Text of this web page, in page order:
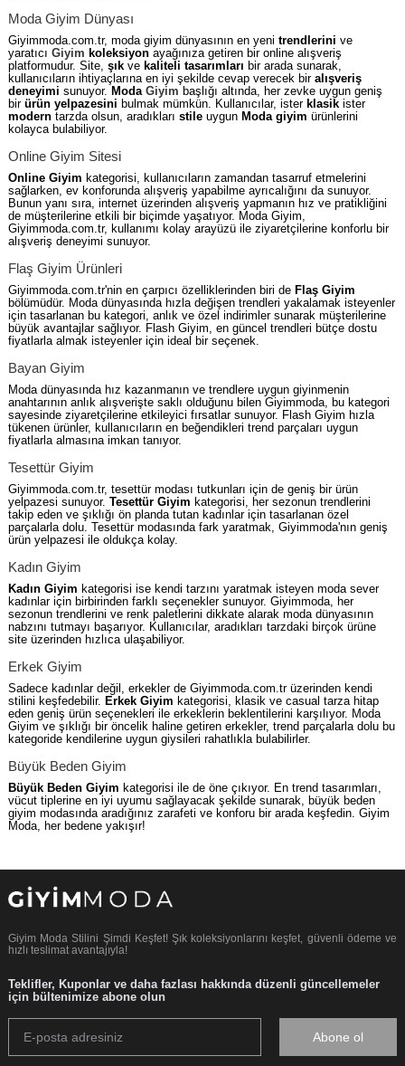
Moda Giyim Dünyası
Giyimmoda.com.tr, moda giyim dünyasının en yeni trendlerini ve
yaratıcı Giyim koleksiyon ayağınıza getiren bir online alışveriş
platformudur. Site, şıkve kaliteli tasarımları bir arada sunarak,
kullanıcıların ihtiyaçlarına en iyi şekilde cevap verecek bir alışveriş
deneyimi sunuyor. Moda Giyim başlığı altında, her zevke uygun geniş
bir ürün yelpazesini bulmak mümkün. Kullanıcılar, ister klasikister
moderntarzda olsun, aradıkları stileuygun Moda giyim ürünlerini
kolayca bulabiliyor.
Online Giyim Sitesi
Online Giyim kategorisi, kullanıcıların zamandan tasarruf etmelerini
sağlarken, ev konforunda alışveriş yapabilme ayrıcalığını da sunuyor.
Bunun yanı sıra, internet üzerinden alışveriş yapmanın hız ve pratikliğini
de müşterilerine etkili bir biçimde yaşatıyor. Moda Giyim,
Giyimmoda.com.tr, kullanımı kolay arayüzü ile ziyaretçilerine konforlu bir
alışveriş deneyimi sunuyor.
Flaş Giyim Ürünleri
Giyimmoda.com.tr'nin en çarpıcı özelliklerinden biri de Flaş Giyim
bölümüdür. Moda dünyasında hızla değişen trendleri yakalamak isteyenler
için tasarlanan bu kategori, anlık ve özel indirimler sunarak müşterilerine
büyük avantajlar sağlıyor. Flash Giyim, en güncel trendleri bütçe dostu
fiyatlarla almak isteyenler için ideal bir seçenek.
Bayan Giyim
Moda dünyasında hız kazanmanın ve trendlere uygun giyinmenin
anahtarının anlık alışverişte saklı olduğunu bilen Giyimmoda, bu kategori
sayesinde ziyaretçilerine etkileyici fırsatlar sunuyor. Flash Giyim hızla
tükenen ürünler, kullanıcıların en beğendikleri trend parçaları uygun
fiyatlarla almasına imkan tanıyor.
Tesettür Giyim
Giyimmoda.com.tr, tesettür modası tutkunları için de geniş bir ürün
yelpazesi sunuyor. Tesettür Giyim kategorisi, her sezonun trendlerini
takip eden ve şıklığı ön planda tutan kadınlar için tasarlanan özel
parçalarla dolu. Tesettür modasında fark yaratmak, Giyimmoda'nın geniş
ürün yelpazesi ile oldukça kolay.
Kadın Giyim
Kadın Giyim kategorisi ise kendi tarzını yaratmak isteyen moda sever
kadınlar için birbirinden farklı seçenekler sunuyor. Giyimmoda, her
sezonun trendlerini ve renk paletlerini dikkate alarak moda dünyasının
nabzını tutmayı başarıyor. Kullanıcılar, aradıkları tarzdaki birçok ürüne
site üzerinden hızlıca ulaşabiliyor.
Erkek Giyim
Sadece kadınlar değil, erkekler de Giyimmoda.com.tr üzerinden kendi
stilini keşfedebilir. Erkek Giyim kategorisi, klasik ve casual tarza hitap
eden geniş ürün seçenekleri ile erkeklerin beklentilerini karşılıyor. Moda
Giyim ve şıklığı bir öncelik haline getiren erkekler, trend parçalarla dolu bu
kategoride kendilerine uygun giysileri rahatlıkla bulabilirler.
Büyük Beden Giyim
Büyük Beden Giyim kategorisi ile de öne çıkıyor. En trend tasarımları,
vücut tiplerine en iyi uyumu sağlayacak şekilde sunarak, büyük beden
giyim modasında aradığınız zarafeti ve konforu bir arada keşfedin. Giyim
Moda, her bedene yakışır!
Giyim Moda Stilini Şimdi Keşfet! Şık koleksiyonlarını keşfet, güvenli ödeme ve
hızlı teslimat avantajıyla!
Teklifler, Kuponlar ve daha fazlası hakkında düzenli güncellemeler
için bültenimize abone olun
Abone ol